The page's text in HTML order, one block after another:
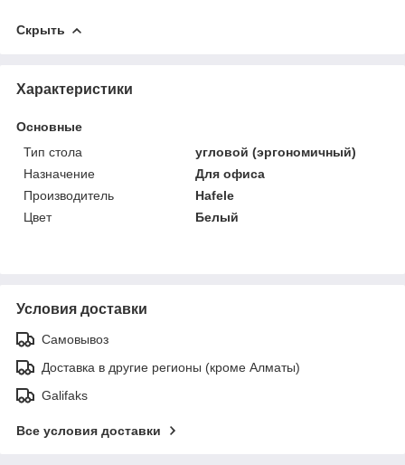
Скрыть
Характеристики
Основные
Тип стола
угловой (эргономичный)
Назначение
Для офиса
Производитель
Hafele
Цвет
Белый
Условия доставки
Самовывоз
Доставка в другие регионы (кроме Алматы)
Galifaks
Все условия доставки